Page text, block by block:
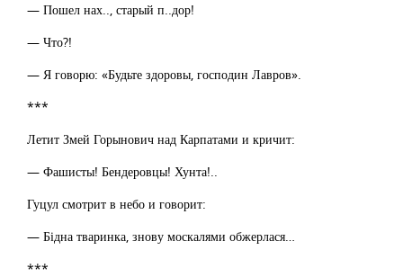
— Пошел нах.., старый п..дор!
— Что?!
— Я говорю: «Будьте здоровы, господин Лавров».
***
Летит Змей Горынович над Карпатами и кричит:
— Фашисты! Бендеровцы! Хунта!..
Гуцул смотрит в небо и говорит:
— Бідна тваринка, знову москалями обжерлася…
***